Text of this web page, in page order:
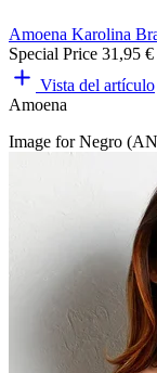
Amoena Karolina
Special Price 31,95 €
Vista del artículo
Amoena
Image for Negro